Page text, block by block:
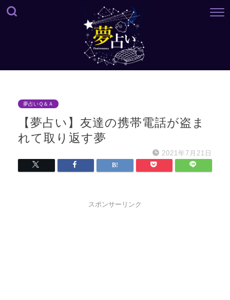
夢占いＱ＆Ａ
【夢占い】友達の携帯電話が盗ま
れて取り返す夢
2021年7月21日
スポンサーリンク